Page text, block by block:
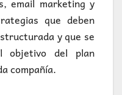
email marketing y
que deben
y que se
objetivo del plan
compañía.